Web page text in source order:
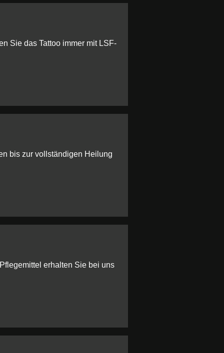
Sie das Tattoo immer mit LSF-
bis zur vollständigen Heilung
erhalten Sie bei uns